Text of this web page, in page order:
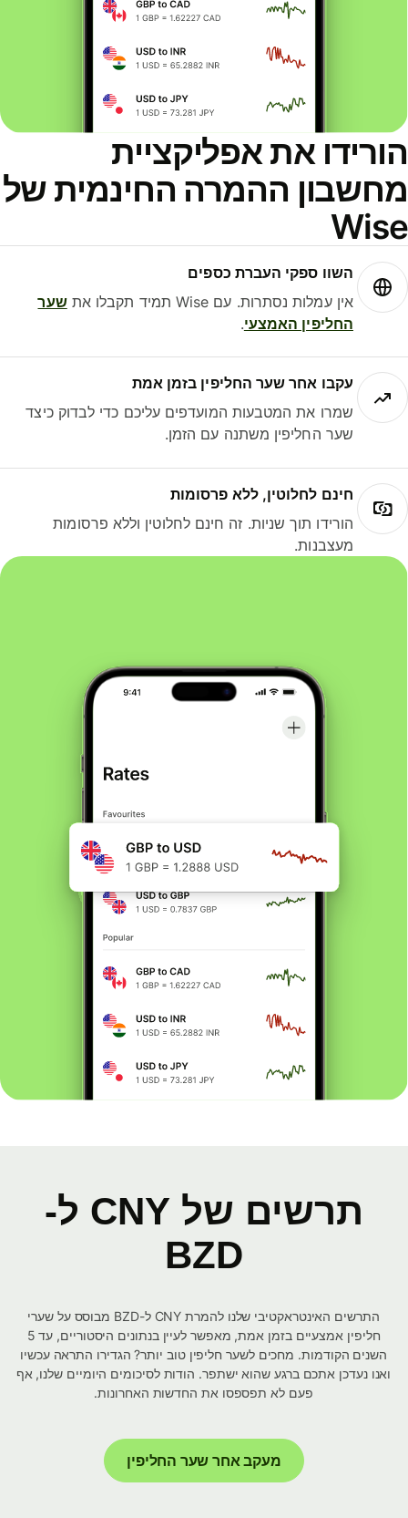
את אפליקציית
ההמרה החינמית של
השוו ספקי העברת כספים
אין עמלות נסתרות. עם Wise תמיד תקבלו את
שער
החליפין האמצעי.
עקבו אחר שער החליפין בזמן אמת
שמרו את המטבעות המועדפים עליכם כדי לבדוק כיצד
שער החליפין משתנה עם הזמן.
חינם לחלוטין, ללא פרסומות
הורידו תוך שניות. זה חינם לחלוטין וללא פרסומות
מעצבנות.
תרשים של CNY ל-
BZD
התרשים האינטראקטיבי שלנו להמרת CNY ל-BZD מבוסס על שערי
חליפין אמצעיים בזמן אמת, מאפשר לעיין בנתונים היסטוריים, עד 5
השנים הקודמות. מחכים לשער חליפין טוב יותר? הגדירו התראה עכשיו
ואנו נעדכן אתכם ברגע שהוא ישתפר. הודות לסיכומים היומיים שלנו, אף
פעם לא תפספסו את החדשות האחרונות.
מעקב אחר שער החליפין